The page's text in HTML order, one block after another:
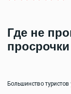
Где не
Большинство